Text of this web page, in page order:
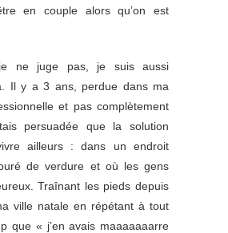
en couple alors qu’on est
je ne juge pas, je suis aussi
Il y a 3 ans, perdue dans ma
et pas complètement
persuadée que la solution
ailleurs : dans un endroit
de verdure et où les gens
Traînant les pieds depuis
ville natale en répétant à tout
que « j’en avais maaaaaaarre